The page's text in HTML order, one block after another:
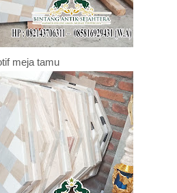
meja tamu